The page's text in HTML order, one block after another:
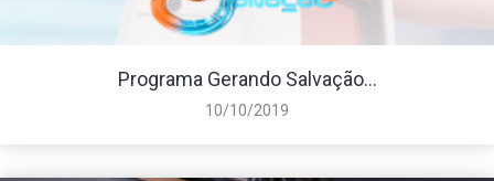
Programa Gerando Salvação...
10/10/2019